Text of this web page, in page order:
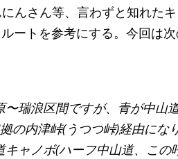
んさん等、言わずと知れた
ートを参考にする。今回は
瑞浪区間ですが、青が中山
の内津峠(うつつ峠)経由にな
ャノボ(ハーフ中山道、この